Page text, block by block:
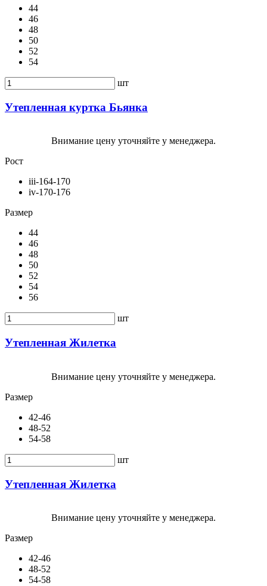
44
46
48
50
52
54
шт
Утепленная куртка Бьянка
Внимание цену уточняйте у менеджера.
Рост
iii-164-170
iv-170-176
Размер
44
46
48
50
52
54
56
шт
Утепленная Жилетка
Внимание цену уточняйте у менеджера.
Размер
42-46
48-52
54-58
шт
Утепленная Жилетка
Внимание цену уточняйте у менеджера.
Размер
42-46
48-52
54-58